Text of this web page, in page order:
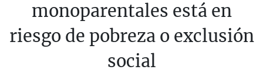
monoparentales está en
riesgo de pobreza o exclusión
social